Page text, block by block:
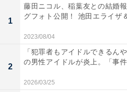
1
藤田ニコル、稲葉友との結婚
グフォト公開！ 池田エライザ
2023/08/04
2
「犯罪者もアイドルできるん
の男性アイドルが炎上。「事
2026/03/25